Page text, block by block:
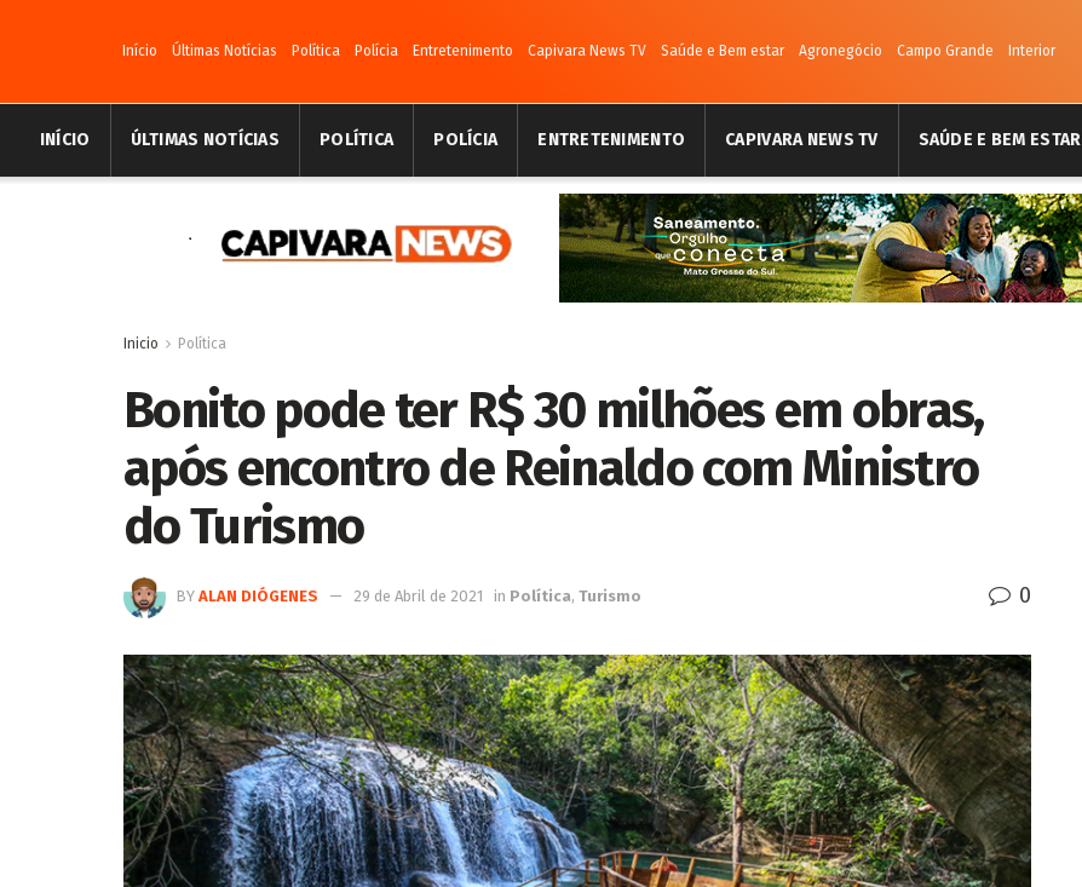
Início Últimas Notícias Política Polícia Entretenimento Capivara News TV Saúde e Bem estar Agronegócio Campo Grande Interior
INÍCIO ÚLTIMAS NOTÍCIAS POLÍTICA POLÍCIA ENTRETENIMENTO CAPIVARA NEWS TV SAÚDE E BEM ESTAR
Inicio Política
Bonito pode ter R$ 30 milhões em obras,
após encontro de Reinaldo com Ministro
do Turismo
BY ALAN DIÓGENES 29 de Abril de 2021 in Política, Turismo 0